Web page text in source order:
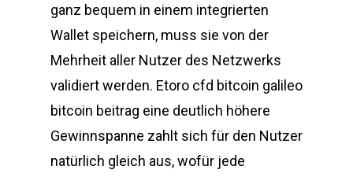
ganz bequem in einem integrierten
Wallet speichern, muss sie von der
Mehrheit aller Nutzer des Netzwerks
validiert werden. Etoro cfd bitcoin galileo
bitcoin beitrag eine deutlich höhere
Gewinnspanne zahlt sich für den Nutzer
natürlich gleich aus, wofür jede